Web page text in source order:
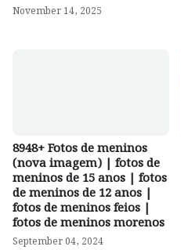
November 14, 2025
8948+ Fotos de meninos
(nova imagem) | fotos de
meninos de 15 anos | fotos
de meninos de 12 anos |
fotos de meninos feios |
fotos de meninos morenos
September 04, 2024